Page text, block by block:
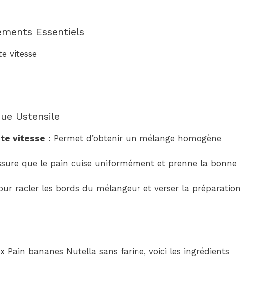
Essentiels
vitesse
Ustensile
vitesse : Permet d’obtenir un mélange homogène
que le pain cuise uniformément et prenne la bonne
racler les bords du mélangeur et verser la préparation
Pain bananes Nutella sans farine, voici les ingrédients